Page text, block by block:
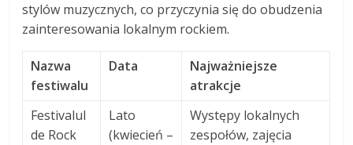
stylów muzycznych, co przyczynia się do obudzenia
zainteresowania lokalnym rockiem.
Nazwa
festiwalu
Data
Najważniejsze
atrakcje
Festivalul
de Rock
Lato
(kwiecień –
Występy lokalnych
zespołów, zajęcia